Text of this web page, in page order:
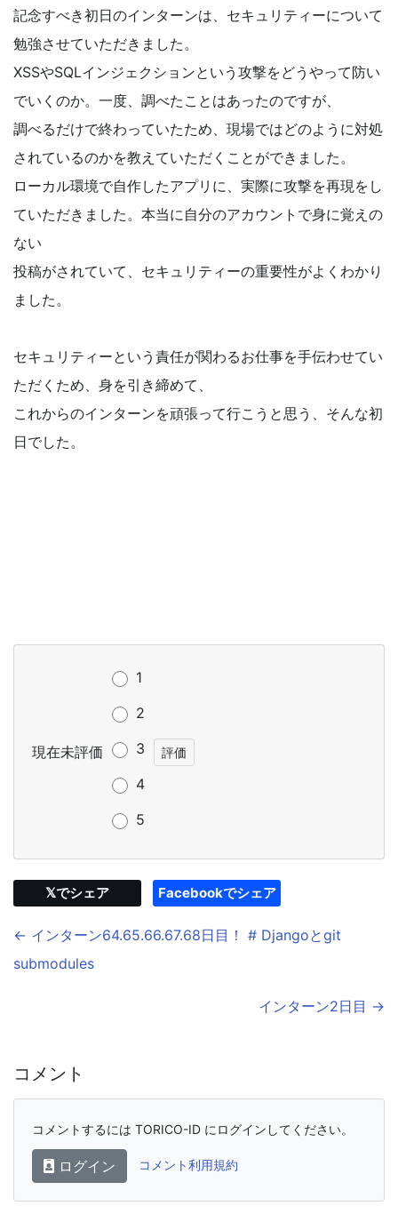
記念すべき初日のインターンは、セキュリティーについて
勉強させていただきました。
XSSやSQLインジェクションという攻撃をどうやって防い
でいくのか。一度、調べたことはあったのですが、
調べるだけで終わっていたため、現場ではどのように対処
されているのかを教えていただくことができました。
ローカル環境で自作したアプリに、実際に攻撃を再現をし
ていただきました。本当に自分のアカウントで身に覚えの
ない
投稿がされていて、セキュリティーの重要性がよくわかり
ました。
セキュリティーという責任が関わるお仕事を手伝わせてい
ただくため、身を引き締めて、
これからのインターンを頑張って行こうと思う、そんな初
日でした。
現在未評価
1
2
3
4
5
𝕏でシェア Facebookでシェア
← インターン64.65.66.67.68日目！ # Djangoとgit
submodules
インターン2日目 →
コメント
コメントするには TORICO-ID にログインしてください。
ログイン コメント利用規約